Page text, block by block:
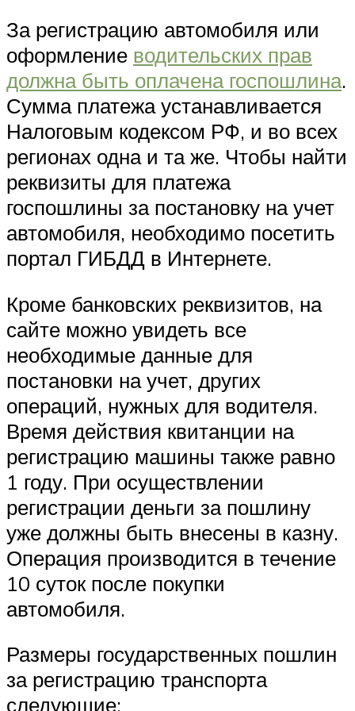
За регистрацию автомобиля или
оформление водительских прав
должна быть оплачена госпошлина.
Сумма платежа устанавливается
Налоговым кодексом РФ, и во всех
регионах одна и та же. Чтобы найти
реквизиты для платежа
госпошлины за постановку на учет
автомобиля, необходимо посетить
портал ГИБДД в Интернете.
Кроме банковских реквизитов, на
сайте можно увидеть все
необходимые данные для
постановки на учет, других
операций, нужных для водителя.
Время действия квитанции на
регистрацию машины также равно
1 году. При осуществлении
регистрации деньги за пошлину
уже должны быть внесены в казну.
Операция производится в течение
10 суток после покупки
автомобиля.
Размеры государственных пошлин
за регистрацию транспорта
следующие: